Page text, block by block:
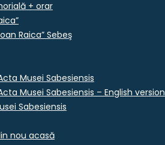
+ orar
Raica” Sebeş
Musei Sabesiensis
Musei Sabesiensis – English version
Sabesiensis
nou acasă